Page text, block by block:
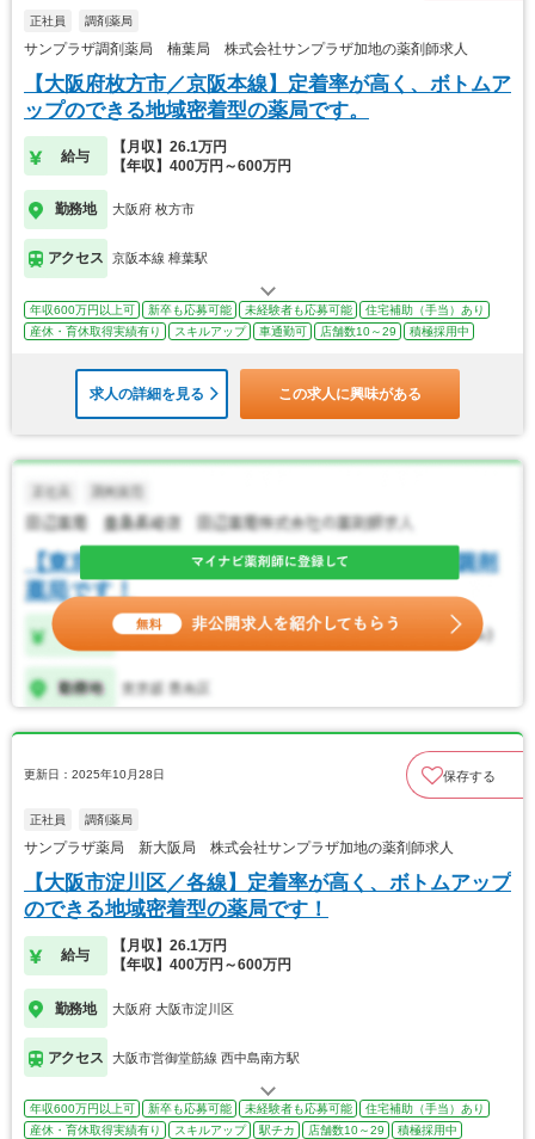
正社員 調剤薬局
サンプラザ調剤薬局 楠葉局 株式会社サンプラザ加地の薬剤師求人
【大阪府枚方市／京阪本線】定着率が高く、ボトムア
ップのできる地域密着型の薬局です。
給与
【月収】26.1万円
【年収】400万円～600万円
勤務地 大阪府 枚方市
アクセス 京阪本線 樟葉駅
年収600万円以上可 新卒も応募可能 未経験者も応募可能
住宅補助（手当）あり
産休・育休取得実績有り
スキルアップ 車通勤可 店舗数10～29 積極採用中
求人の詳細を見る この求人に興味がある
更新日：2025年10月28日 保存する
正社員 調剤薬局
サンプラザ薬局 新大阪局 株式会社サンプラザ加地の薬剤師求人
【大阪市淀川区／各線】定着率が高く、ボトムアップ
のできる地域密着型の薬局です！
給与
【月収】26.1万円
【年収】400万円～600万円
勤務地 大阪府 大阪市淀川区
アクセス 大阪市営御堂筋線 西中島南方駅
年収600万円以上可 新卒も応募可能 未経験者も応募可能
住宅補助（手当）あり
産休・育休取得実績有り
スキルアップ 駅チカ 店舗数10～29 積極採用中